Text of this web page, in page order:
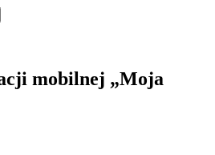
mobilnej „Moja